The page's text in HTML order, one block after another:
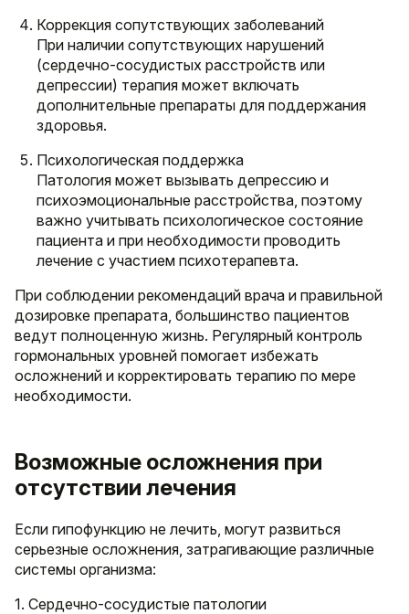
Коррекция сопутствующих заболеваний
При наличии сопутствующих нарушений
(сердечно-сосудистых расстройств или
депрессии) терапия может включать
дополнительные препараты для поддержания
здоровья.
Психологическая поддержка
Патология может вызывать депрессию и
психоэмоциональные расстройства, поэтому
важно учитывать психологическое состояние
пациента и при необходимости проводить
лечение с участием психотерапевта.
При соблюдении рекомендаций врача и правильной
дозировке препарата, большинство пациентов
ведут полноценную жизнь. Регулярный контроль
гормональных уровней помогает избежать
осложнений и корректировать терапию по мере
необходимости.
Возможные осложнения при
отсутствии лечения
Если гипофункцию не лечить, могут развиться
серьезные осложнения, затрагивающие различные
системы организма:
1. Сердечно-сосудистые патологии